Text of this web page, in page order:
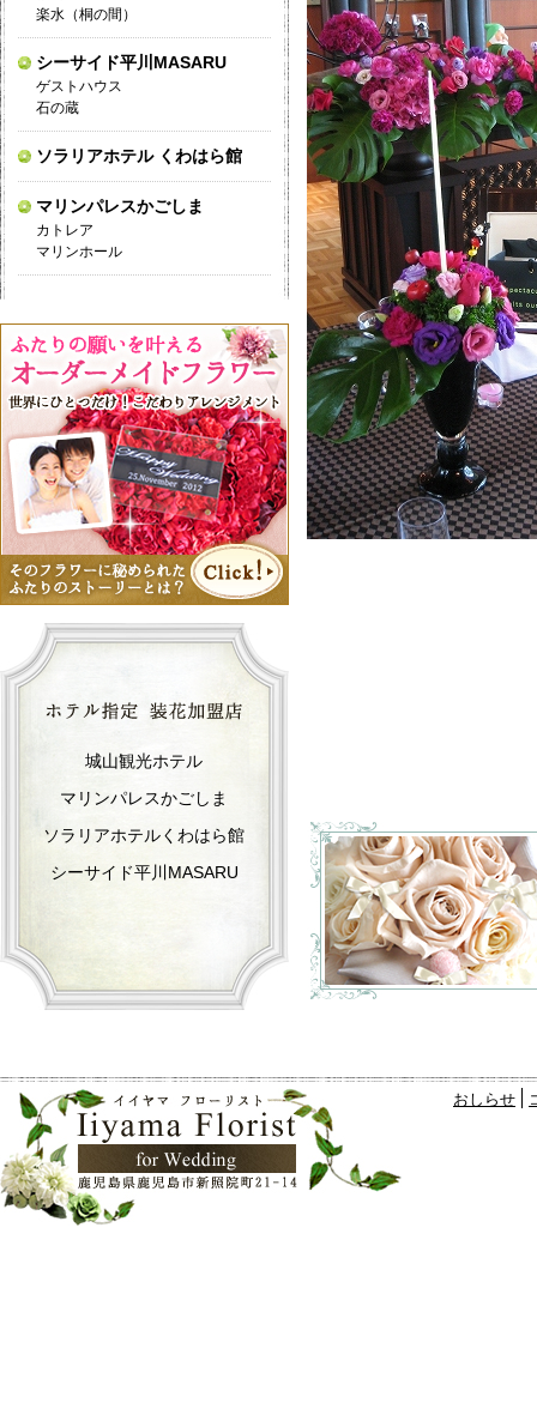
楽水（桐の間）
シーサイド平川MASARU
ゲストハウス
石の蔵
ソラリアホテル くわはら館
マリンパレスかごしま
カトレア
マリンホール
城山観光ホテル
マリンパレスかごしま
ソラリアホテルくわはら館
シーサイド平川MASARU
おしらせ